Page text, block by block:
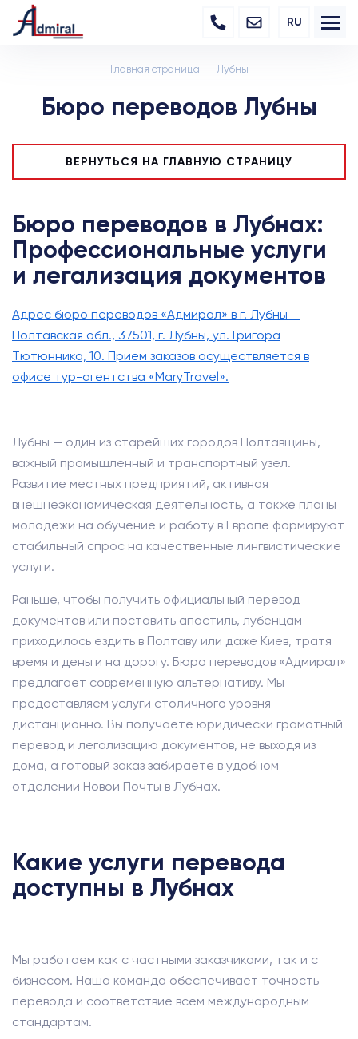
RU
Главная страница Лубны
Бюро переводов Лубны
ВЕРНУТЬСЯ НА ГЛАВНУЮ СТРАНИЦУ
Бюро переводов в Лубнах:
Профессиональные услуги
и легализация документов
Адрес бюро переводов «Адмирал» в г. Лубны —
Полтавская обл., 37501, г. Лубны, ул. Григора
Тютюнника, 10. Прием заказов осуществляется в
офисе тур-агентства «MaryTravel».
Лубны — один из старейших городов Полтавщины,
важный промышленный и транспортный узел.
Развитие местных предприятий, активная
внешнеэкономическая деятельность, а также планы
молодежи на обучение и работу в Европе формируют
стабильный спрос на качественные лингвистические
услуги.
Раньше, чтобы получить официальный перевод
документов или поставить апостиль, лубенцам
приходилось ездить в Полтаву или даже Киев, тратя
время и деньги на дорогу. Бюро переводов «Адмирал»
предлагает современную альтернативу. Мы
предоставляем услуги столичного уровня
дистанционно. Вы получаете юридически грамотный
перевод и легализацию документов, не выходя из
дома, а готовый заказ забираете в удобном
отделении Новой Почты в Лубнах.
Какие услуги перевода
доступны в Лубнах
Мы работаем как с частными заказчиками, так и с
бизнесом. Наша команда обеспечивает точность
перевода и соответствие всем международным
стандартам.